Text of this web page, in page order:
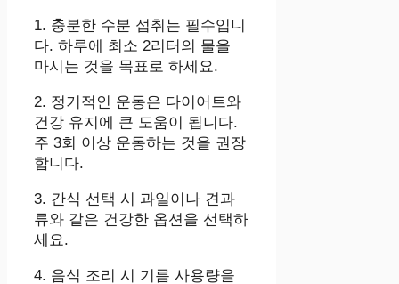
1. 충분한 수분 섭취는 필수입니
다. 하루에 최소 2리터의 물을
마시는 것을 목표로 하세요.
2. 정기적인 운동은 다이어트와
건강 유지에 큰 도움이 됩니다.
주 3회 이상 운동하는 것을 권장
합니다.
3. 간식 선택 시 과일이나 견과
류와 같은 건강한 옵션을 선택하
세요.
4. 음식 조리 시 기름 사용량을